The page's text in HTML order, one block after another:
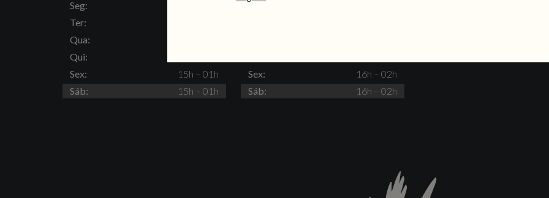
Seg:
Ter:
Qua:
Qui:
Sex:
15h – 01h
Sáb:
15h – 01h
Seg:
Sex:
16h – 02h
Sáb:
16h – 02h